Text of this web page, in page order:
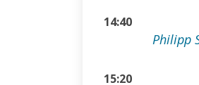
14:40
Philipp
15:20